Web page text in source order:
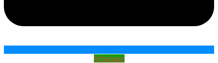
Whatsapp